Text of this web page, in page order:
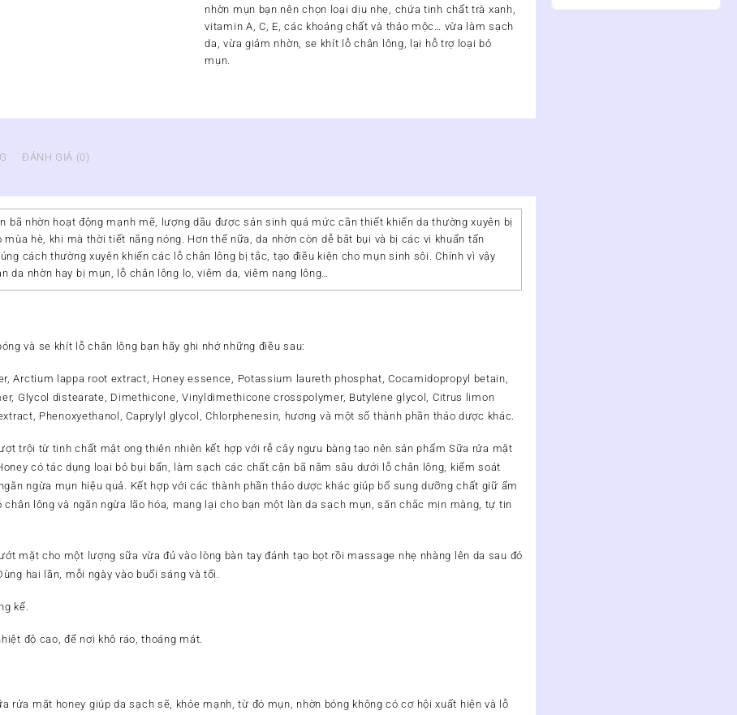
nhờn mụn bạn nên chọn loại dịu nhẹ, chứa tinh chất trà xanh,
vitamin A, C, E, các khoáng chất và thảo mộc… vừa làm sạch
da, vừa giảm nhờn, se khít lỗ chân lông, lại hỗ trợ loại bỏ
mụn.
ĐÁNH GIÁ (0)
bã nhờn hoạt động mạnh mẽ, lượng dầu được sản sinh quá mức cần thiết khiến da thường xuyên bị
mùa hè, khi mà thời tiết nắng nóng. Hơn thế nữa, da nhờn còn dễ bắt bụi và bị các vi khuẩn tấn
cách thường xuyên khiến các lỗ chân lông bị tắc, tạo điều kiện cho mụn sinh sôi. Chính vì vậy
da nhờn hay bị mụn, lỗ chân lông lo, viêm da, viêm nang lông…
và se khít lỗ chân lông bạn hãy ghi nhớ những điều sau:
Arctium lappa root extract, Honey essence, Potassium laureth phosphat, Cocamidopropyl betain,
Glycol distearate, Dimethicone, Vinyldimethicone crosspolymer, Butylene glycol, Citrus limon
Phenoxyethanol, Caprylyl glycol, Chlorphenesin, hương và một số thành phần thảo dược khác.
trội từ tinh chất mật ong thiên nhiên kết hợp với rễ cây ngưu bàng tạo nên sản phẩm Sữa rửa mặt
có tác dụng loại bỏ bụi bẩn, làm sạch các chất cặn bã nằm sâu dưới lỗ chân lông, kiểm soát
ngừa mụn hiệu quả. Kết hợp với các thành phần thảo dược khác giúp bổ sung dưỡng chất giữ ẩm
chân lông và ngăn ngừa lão hóa, mang lại cho bạn một làn da sạch mụn, săn chắc mịn màng, tự tin
mặt cho một lượng sữa vừa đủ vào lòng bàn tay đánh tạo bọt rồi massage nhẹ nhàng lên da sau đó
hai lần, mỗi ngày vào buổi sáng và tối.
kể.
độ cao, để nơi khô ráo, thoáng mát.
rửa mặt honey giúp da sạch sẽ, khỏe mạnh, từ đó mụn, nhờn bóng không có cơ hội xuất hiện và lỗ